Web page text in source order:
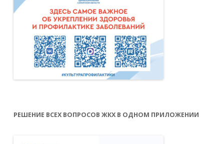
РЕШЕНИЕ ВСЕХ ВОПРОСОВ ЖКХ В ОДНОМ ПРИЛОЖЕНИИ